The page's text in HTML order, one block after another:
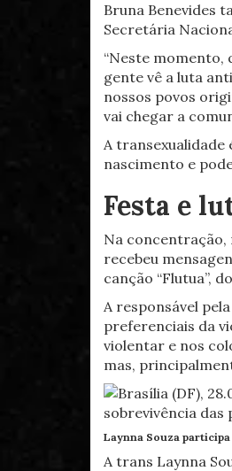
Bruna Benevides
Secretária
“Neste momento,
gente vê a luta
nossos povos
vai chegar a
A transexualidade
nascimento e
Festa e
Na concentração,
recebeu
canção “Flutua”,
A responsável
preferenciais da
violentar e nos
mas,
Laynna Souza
A trans Laynna